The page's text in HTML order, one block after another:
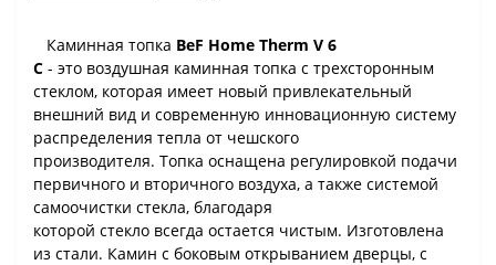
Каминная топка BeF Home Therm V 6
C - это воздушная каминная топка с трехсторонным
стеклом, которая имеет новый привлекательный
внешний вид и современную инновационную систему
распределения тепла от чешского
производителя. Топка оснащена регулировкой подачи
первичного и вторичного воздуха, а также системой
самоочистки стекла, благодаря
которой стекло всегда остается чистым. Изготовлена
из стали. Камин с боковым открыванием дверцы, c